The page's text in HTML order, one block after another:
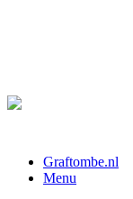
Graftombe.nl
Menu